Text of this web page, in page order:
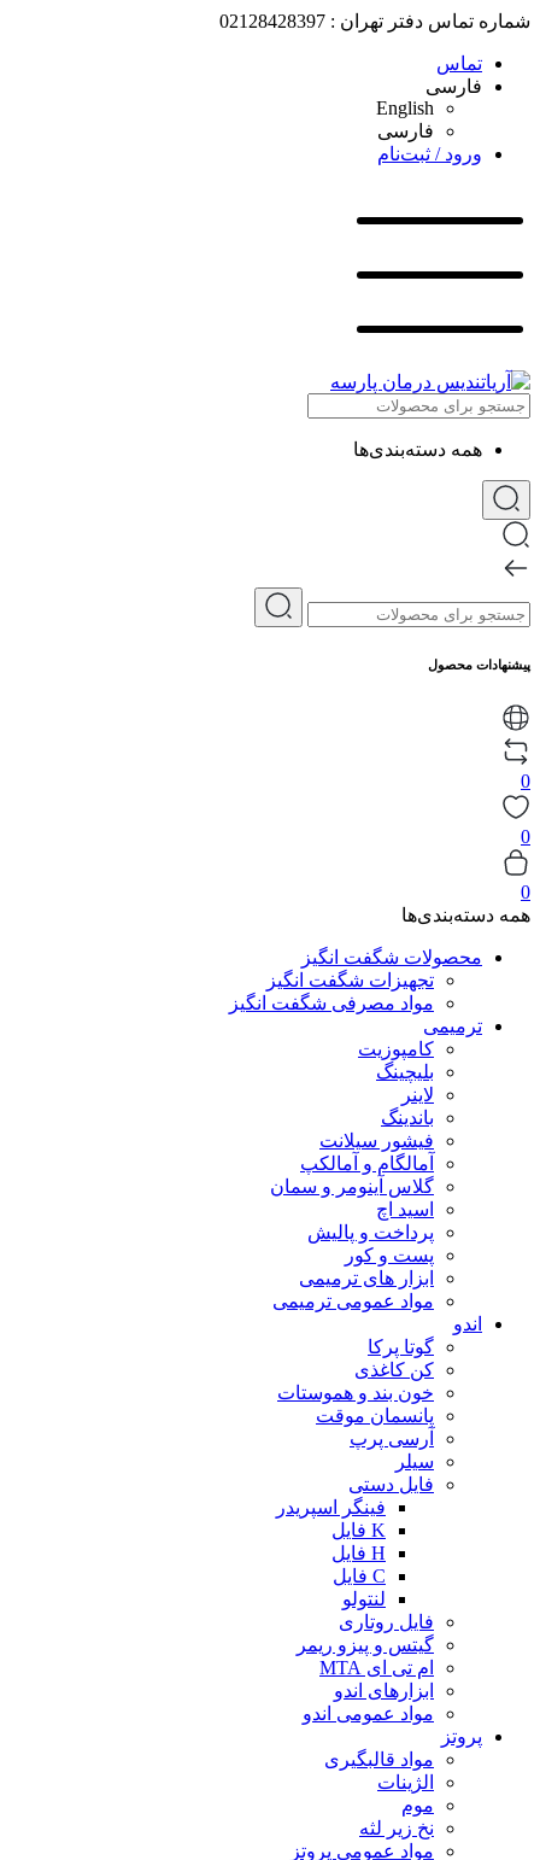
شماره تماس دفتر تهران : 02128428397
تماس
فارسی
English
فارسی
ورود / ثبت‌نام
همه دسته‌بندی‌ها
پیشنهادات محصول
0
0
0
همه دسته‌بندی‌ها
محصولات شگفت انگیز
تجهیزات شگفت انگیز
مواد مصرفی شگفت انگیز
ترمیمی
کامپوزیت
بلیچینگ
لاینر
باندینگ
فیشور سیلانت
آمالگام و آمالکپ
گلاس آینومر و سمان
اسید اچ
پرداخت و پالیش
پست و کور
ابزار های ترمیمی
مواد عمومی ترمیمی
اندو
گوتا پرکا
کن کاغذی
خون بند و هموستات
پانسمان موقت
آرسی پرپ
سیلر
فایل دستی
فینگر اسپریدر
K فایل
H فایل
C فایل
لنتولو
فایل روتاری
گیتس و پیزو ریمر
ام تی ای MTA
ابزارهای اندو
مواد عمومی اندو
پروتز
مواد قالبگیری
الژینات
موم
نخ زیر لثه
مواد عمومی پروتز